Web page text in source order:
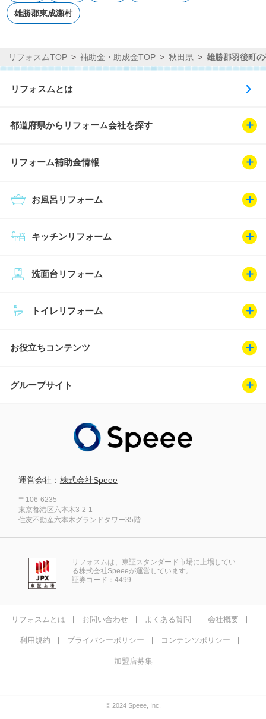
雄勝郡東成瀬村
リフォスムTOP 補助金・助成金TOP 秋田県 雄勝郡羽後町
リフォスムとは
都道府県からリフォーム会社を探す
リフォーム補助金情報
キッチンリフォーム
お風呂リフォーム
トイレリフォーム
洗面台リフォーム
お役立ちコンテンツ
グループサイト
運営会社： 株式会社Speee
〒106-6235
東京都港区六本木3-2-1
住友不動産六本木グランドタワー35階
リフォスムは、東証スタンダード市場に上場してい
る株式会社Speeeが運営しています。
証券コード：4499
リフォスムとは お問い合わせ よくある質問 会社概要
利用規約 プライバシーポリシー コンテンツポリシー
加盟店募集
© 2024 Speee, Inc.